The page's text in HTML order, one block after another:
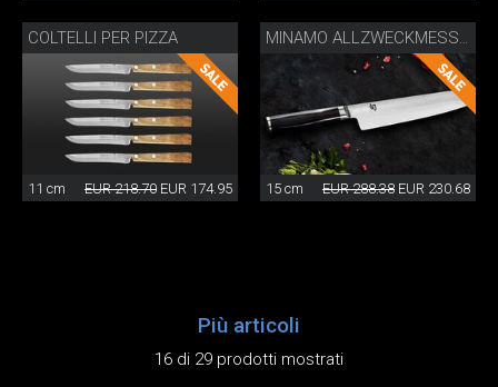
COLTELLI PER PIZZA
11 cm EUR 218.70 EUR 174.95
MINAMO ALLZWECKMESSER
15 cm EUR 288.38 EUR 230.68
Più articoli
16 di 29 prodotti mostrati